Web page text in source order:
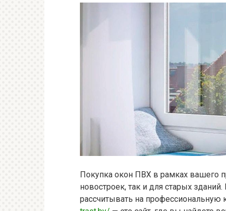
Покупка окон ПВХ в рамках вашего
новостроек, так и для старых
рассчитывать на